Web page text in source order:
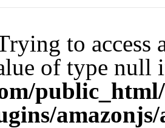
to access
of type null